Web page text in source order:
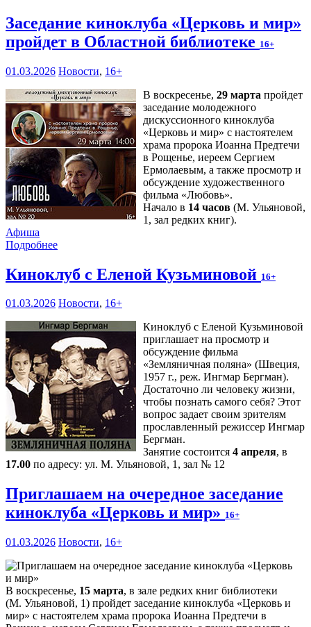
Заседание киноклуба «Церковь и мир»
пройдет в Областной библиотеке 16+
01.03.2026 Новости, 16+
В воскресенье, 29 марта пройдет
заседание молодежного
дискуссионного киноклуба
«Церковь и мир» с настоятелем
храма пророка Иоанна Предтечи
в Рощенье, иереем Сергием
Ермолаевым, а также просмотр и
обсуждение художественного
фильма «Любовь».
Начало в 14 часов (М. Ульяновой,
1, зал редких книг).
Афиша
Подробнее
Киноклуб с Еленой Кузьминовой 16+
01.03.2026 Новости, 16+
Киноклуб с Еленой Кузьминовой
приглашает на просмотр и
обсуждение фильма
«Земляничная поляна» (Швеция,
1957 г., реж. Ингмар Бергман).
Достаточно ли человеку жизни,
чтобы познать самого себя? Этот
вопрос задает своим зрителям
прославленный режиссер Ингмар
Бергман.
Занятие состоится 4 апреля, в
17.00 по адресу: ул. М. Ульяновой, 1, зал № 12
Приглашаем на очередное заседание
киноклуба «Церковь и мир» 16+
01.03.2026 Новости, 16+
В воскресенье, 15 марта, в зале редких книг библиотеки
(М. Ульяновой, 1) пройдет заседание киноклуба «Церковь и
мир» с настоятелем храма пророка Иоанна Предтечи в